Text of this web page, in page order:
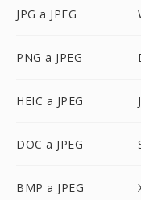
JPG a JPEG
PNG a JPEG
HEIC a JPEG
DOC a JPEG
BMP a JPEG